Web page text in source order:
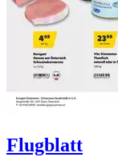
Flugblatt